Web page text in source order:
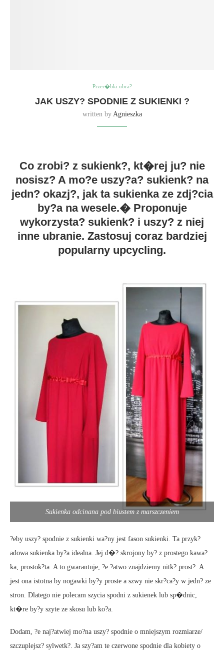
Przer�bki ubra?
JAK USZY? SPODNIE Z SUKIENKI ?
written by Agnieszka
Co zrobi? z sukienk?, kt�rej ju? nie
nosisz? A mo?e uszy?a? sukienk? na
jedn? okazj?, jak ta sukienka ze zdj?cia
by?a na wesele.� Proponuje
wykorzysta? sukienk? i uszy? z niej
inne ubranie. Zastosuj coraz bardziej
popularny upcycling.
Sukienka odcinana pod biustem z marszczeniem
?eby uszy? spodnie z sukienki wa?ny jest fason sukienki. Ta przyk?
adowa sukienka by?a idealna. Jej d�? skrojony by? z prostego kawa?
ka, prostok?ta. A to gwarantuje, ?e ?atwo znajdziemy nitk? prost?. A
jest ona istotna by nogawki by?y proste a szwy nie skr?ca?y w jedn? ze
stron. Dlatego nie polecam szycia spodni z sukienek lub sp�dnic,
kt�re by?y szyte ze skosu lub ko?a.
Dodam, ?e naj?atwiej mo?na uszy? spodnie o mniejszym rozmiarze/
szczuplejsz? sylwetk?. Ja szy?am te czerwone spodnie dla kobiety o